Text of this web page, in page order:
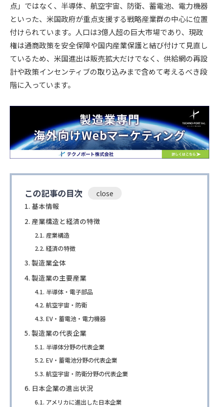
点」ではなく、半導体、航空宇宙、防衛、蓄電池、電力機器
といった、米国政府が重点支援する戦略産業群の中心に位置
付けられています。人口は3億人超の巨大市場であり、現政
権は通商政策を安全保障や国内産業保護と結び付けて見直し
ているため、米国進出は販売拡大だけでなく、供給網の再設
計や政策インセンティブの取り込みまで含めて考えるべき段
階に入っています。
この記事の目次
基本情報
産業構造と経済の特徴
産業構造
経済の特徴
製造業全体
製造業の主要産業
半導体・電子部品
航空宇宙・防衛
EV・蓄電池・電力機器
製造業の代表企業
半導体分野の代表企業
EV・蓄電池分野の代表企業
航空宇宙・防衛分野の代表企業
日本企業の進出状況
アメリカに進出した日本企業